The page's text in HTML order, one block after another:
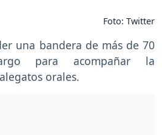
Foto: Twitter
una bandera de más de 70
para acompañar la
orales.